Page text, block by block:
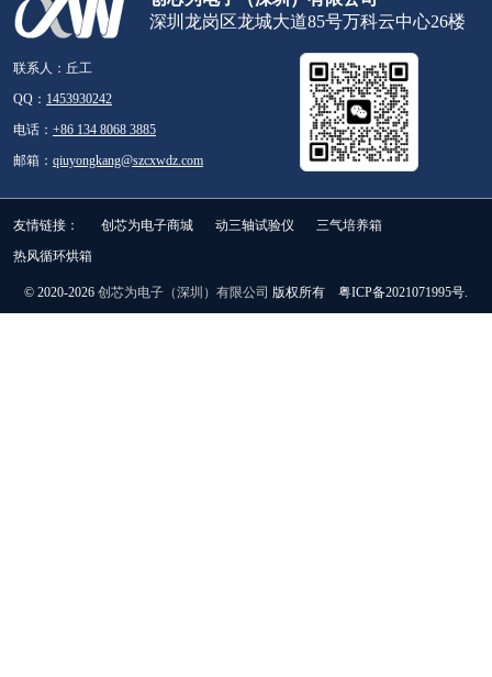
深圳龙岗区龙城大道85号万科云中心26楼
联系人：丘工
QQ： 1453930242
电话： +86 134 8068 3885
邮箱： qiuyongkang@szcxwdz.com
友情链接： 创芯为电子商城 动三轴试验仪
三气培养箱
热风循环烘箱
© 2020-2026 创芯为电子（深圳）有限公司 版权所有 粤ICP备2021071995号.